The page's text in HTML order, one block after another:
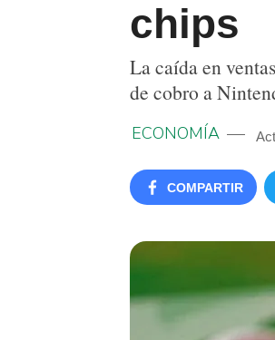
chips
La caída en
de cobro a
ECONOMÍA
COMPARTIR